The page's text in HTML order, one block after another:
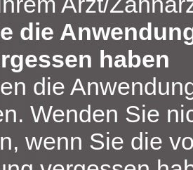
die
haben
die
Wenden Sie
wenn Sie die